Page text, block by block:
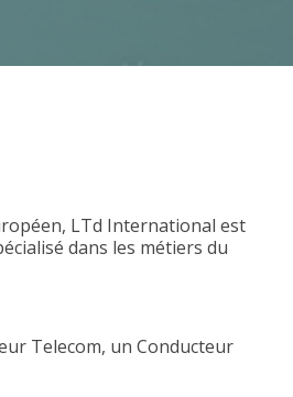
LTd International est
dans les métiers du
Telecom, un Conducteur